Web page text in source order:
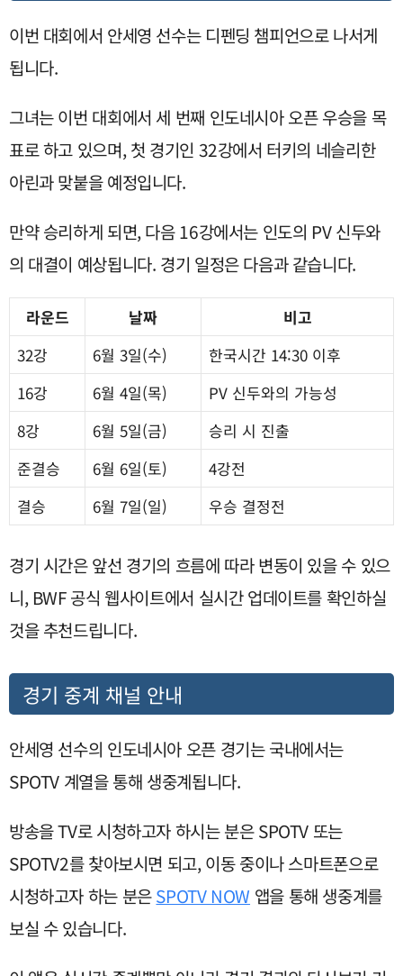
이번 대회에서 안세영 선수는 디펜딩 챔피언으로 나서게
됩니다.
그녀는 이번 대회에서 세 번째 인도네시아 오픈 우승을 목
표로 하고 있으며, 첫 경기인 32강에서 터키의 네슬리한
아린과 맞붙을 예정입니다.
만약 승리하게 되면, 다음 16강에서는 인도의 PV 신두와
의 대결이 예상됩니다. 경기 일정은 다음과 같습니다.
라운드 날짜
비고
32강
6월 3일(수)
한국시간 14:30 이후
16강
6월 4일(목)
PV 신두와의 가능성
8강
6월 5일(금)
승리 시 진출
준결승
6월 6일(토)
4강전
결승
6월 7일(일) 우승 결정전
경기 시간은 앞선 경기의 흐름에 따라 변동이 있을 수 있으
니, BWF 공식 웹사이트에서 실시간 업데이트를 확인하실
것을 추천드립니다.
경기 중계 채널 안내
안세영 선수의 인도네시아 오픈 경기는 국내에서는
SPOTV 계열을 통해 생중계됩니다.
방송을 TV로 시청하고자 하시는 분은 SPOTV 또는
SPOTV2를 찾아보시면 되고, 이동 중이나 스마트폰으로
시청하고자 하는 분은SPOTV NOW 앱을 통해 생중계를
보실 수 있습니다.